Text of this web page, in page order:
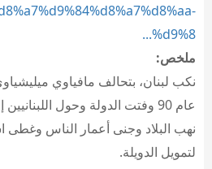
%d9%8...
ملخص:
نكب لبنان، بتحالف مافياوي
عام 90 وفتت الدولة وحول
نهب البلاد وجنى أعمار الناس وغطى
لتمويل الدويلة.